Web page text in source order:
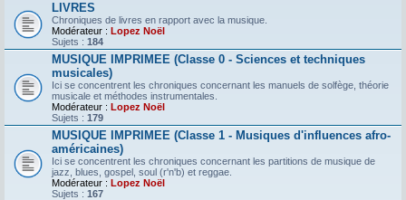
LIVRES
Chroniques de livres en rapport avec la musique.
Modérateur : Lopez Noël
Sujets : 184
MUSIQUE IMPRIMEE (Classe 0 - Sciences et techniques
musicales)
Ici se concentrent les chroniques concernant les manuels de solfège, théorie
musicale et méthodes instrumentales.
Modérateur : Lopez Noël
Sujets : 179
MUSIQUE IMPRIMEE (Classe 1 - Musiques d'influences afro-
américaines)
Ici se concentrent les chroniques concernant les partitions de musique de
jazz, blues, gospel, soul (r'n'b) et reggae.
Modérateur : Lopez Noël
Sujets : 167